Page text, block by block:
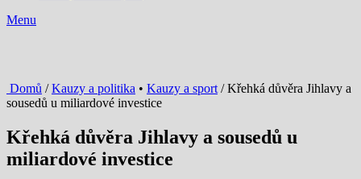
Menu
Domů /Kauzy a politika • Kauzy a sport / Křehká důvěra Jihlavy a
sousedů u miliardové investice
Křehká důvěra Jihlavy a sousedů u
miliardové investice